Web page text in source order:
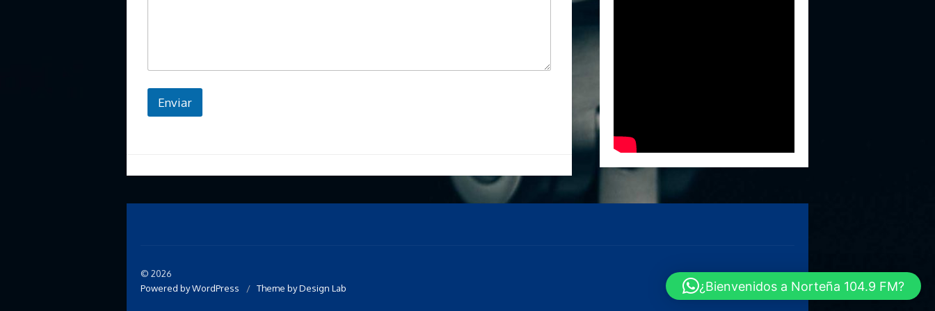
Enviar
© 2026
Powered by WordPress
/ Theme by Design Lab ¿Bienvenidos a Norteña 104.9 FM?